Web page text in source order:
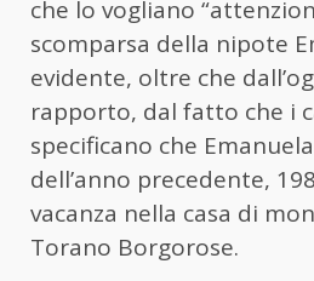
che lo vogliano
scomparsa della nipote
evidente, oltre che
rapporto, dal fatto che i
specificano che
dell’anno precedente,
vacanza nella casa di
Torano Borgorose.